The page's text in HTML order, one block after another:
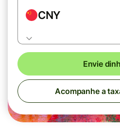
CNY
Envie
Acompanhe a